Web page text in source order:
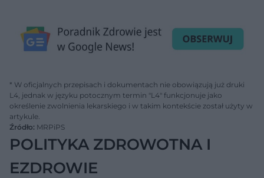
* W oficjalnych przepisach i dokumentach nie obowiązują już druki
L4, jednak w języku potocznym termin "L4" funkcjonuje jako
określenie zwolnienia lekarskiego i w takim kontekście został użyty w
artykule.
Źródło: MRPiPS
POLITYKA ZDROWOTNA I
EZDROWIE